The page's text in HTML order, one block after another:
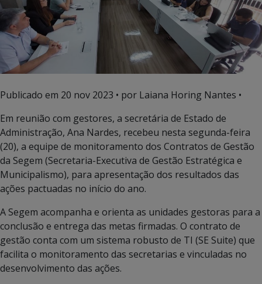
Publicado em 20 nov 2023 • por Laiana Horing Nantes •
Em reunião com gestores, a secretária de Estado de
Administração, Ana Nardes, recebeu nesta segunda-feira
(20), a equipe de monitoramento dos Contratos de Gestão
da Segem (Secretaria-Executiva de Gestão Estratégica e
Municipalismo), para apresentação dos resultados das
ações pactuadas no início do ano.
A Segem acompanha e orienta as unidades gestoras para a
conclusão e entrega das metas firmadas. O contrato de
gestão conta com um sistema robusto de TI (SE Suite) que
facilita o monitoramento das secretarias e vinculadas no
desenvolvimento das ações.